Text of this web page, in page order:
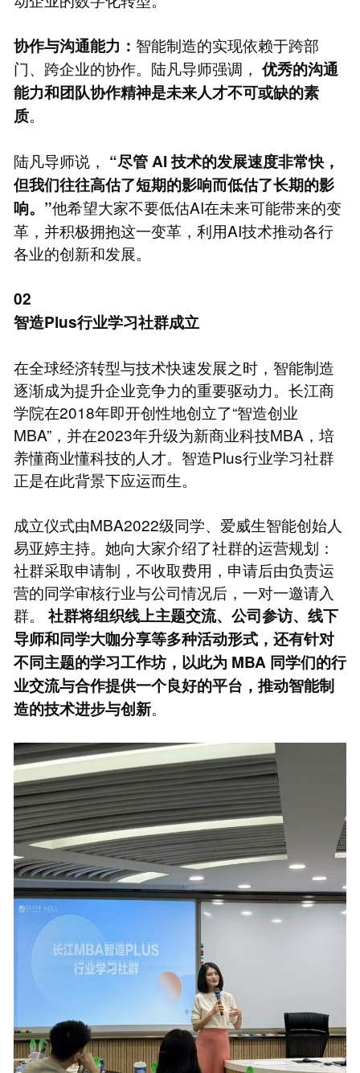
协作与沟通能力： 智能制造的实现依赖于跨部
门、跨企业的协作。陆凡导师强调， 优秀的沟通
能力和团队协作精神是未来人才不可或缺的素
质。
陆凡导师说， “尽管AI 技术的发展速度非常快，
但我们往往高估了短期的影响而低估了长期的影
响。”他希望大家不要低估AI在未来可能带来的变
革，并积极拥抱这一变革，利用AI技术推动各行
各业的创新和发展。
02
智造Plus行业学习社群成立
在全球经济转型与技术快速发展之时，智能制造
逐渐成为提升企业竞争力的重要驱动力。长江商
学院在2018年即开创性地创立了“智造创业
MBA”，并在2023年升级为新商业科技MBA，培
养懂商业懂科技的人才。智造Plus行业学习社群
正是在此背景下应运而生。
成立仪式由MBA2022级同学、爱威生智能创始人
易亚婷主持。她向大家介绍了社群的运营规划：
社群采取申请制，不收取费用，申请后由负责运
营的同学审核行业与公司情况后，一对一邀请入
群。 社群将组织线上主题交流、公司参访、线下
导师和同学大咖分享等多种活动形式，还有针对
不同主题的学习工作坊，以此为 MBA 同学们的行
业交流与合作提供一个良好的平台，推动智能制
造的技术进步与创新。